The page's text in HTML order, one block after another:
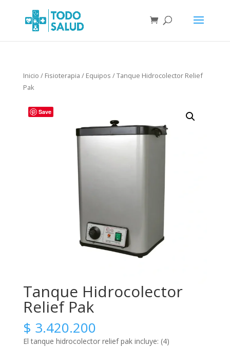
Inicio / Fisioterapia / Equipos / Tanque Hidrocolector Relief
Pak
Save
Tanque Hidrocolector
Relief Pak
$ 3.420.200
El tanque hidrocolector relief pak incluye: (4)